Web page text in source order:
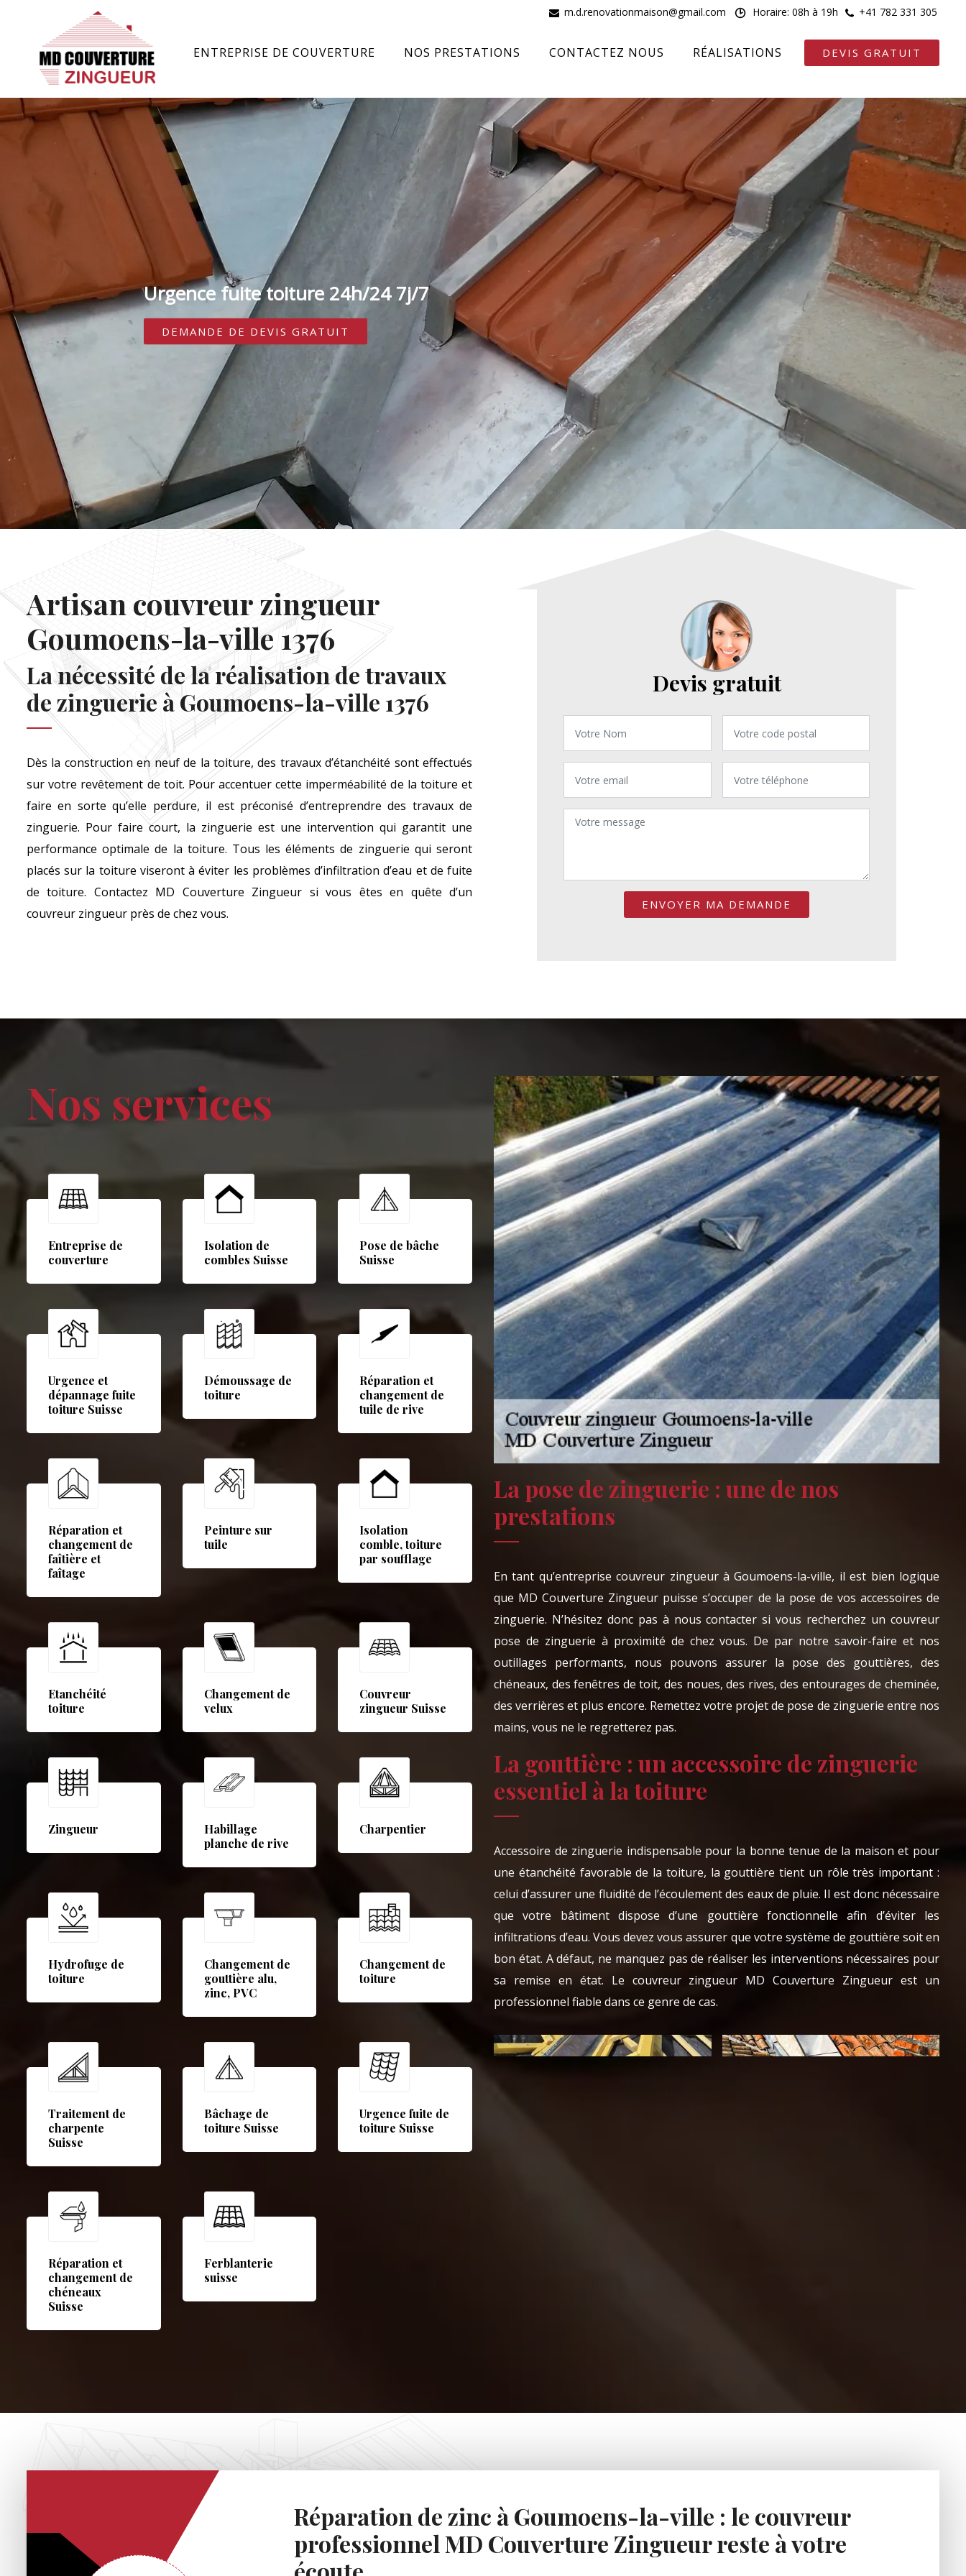
ENTREPRISE DE COUVERTURE NOS PRESTATIONS CONTACTEZ NOUS RÉALISATIONS DEVIS GRATUIT
m.d.renovationmaison@gmail.com Horaire: 08h à 19h +41 782 331 305
Urgence fuite toiture 24h/24 7j/7
DEMANDE DE DEVIS GRATUIT
Artisan couvreur zingueur
Goumoens-la-ville 1376
La nécessité de la réalisation de travaux
de zinguerie à Goumoens-la-ville 1376
Dès la construction en neuf de la toiture, des travaux d’étanchéité sont effectués
sur votre revêtement de toit. Pour accentuer cette imperméabilité de la toiture et
faire en sorte qu’elle perdure, il est préconisé d’entreprendre des travaux de
zinguerie. Pour faire court, la zinguerie est une intervention qui garantit une
performance optimale de la toiture. Tous les éléments de zinguerie qui seront
placés sur la toiture viseront à éviter les problèmes d’infiltration d’eau et de fuite
de toiture. Contactez MD Couverture Zingueur si vous êtes en quête d’un
couvreur zingueur près de chez vous.
Devis gratuit
Nos services
Entreprise de
couverture
Isolation de
combles Suisse
Pose de bâche
Suisse
Urgence et
dépannage fuite
toiture Suisse
Démoussage de
toiture
Réparation et
changement de
tuile de rive
Réparation et
changement de
faîtière et
faîtage
Peinture sur
tuile
Isolation
comble, toiture
par soufflage
Etanchéité
toiture
Changement de
velux
Couvreur
zingueur Suisse
Zingueur
Habillage
planche de rive
Charpentier
Hydrofuge de
toiture
Changement de
gouttière alu,
zinc, PVC
Changement de
toiture
Traitement de
charpente
Suisse
Bâchage de
toiture Suisse
Urgence fuite de
toiture Suisse
Réparation et
changement de
chéneaux
Suisse
Ferblanterie
suisse
La pose de zinguerie : une de nos
prestations
En tant qu’entreprise couvreur zingueur à Goumoens-la-ville, il est bien logique
que MD Couverture Zingueur puisse s’occuper de la pose de vos accessoires de
zinguerie. N’hésitez donc pas à nous contacter si vous recherchez un couvreur
pose de zinguerie à proximité de chez vous. De par notre savoir-faire et nos
outillages performants, nous pouvons assurer la pose des gouttières, des
chéneaux, des fenêtres de toit, des noues, des rives, des entourages de cheminée,
des verrières et plus encore. Remettez votre projet de pose de zinguerie entre nos
mains, vous ne le regretterez pas.
La gouttière : un accessoire de zinguerie
essentiel à la toiture
Accessoire de zinguerie indispensable pour la bonne tenue de la maison et pour
une étanchéité favorable de la toiture, la gouttière tient un rôle très important :
celui d’assurer une fluidité de l’écoulement des eaux de pluie. Il est donc nécessaire
que votre bâtiment dispose d’une gouttière fonctionnelle afin d’éviter les
infiltrations d’eau. Vous devez vous assurer que votre système de gouttière soit en
bon état. A défaut, ne manquez pas de réaliser les interventions nécessaires pour
sa remise en état. Le couvreur zingueur MD Couverture Zingueur est un
professionnel fiable dans ce genre de cas.
Réparation de zinc à Goumoens-la-ville : le couvreur
professionnel MD Couverture Zingueur reste à votre